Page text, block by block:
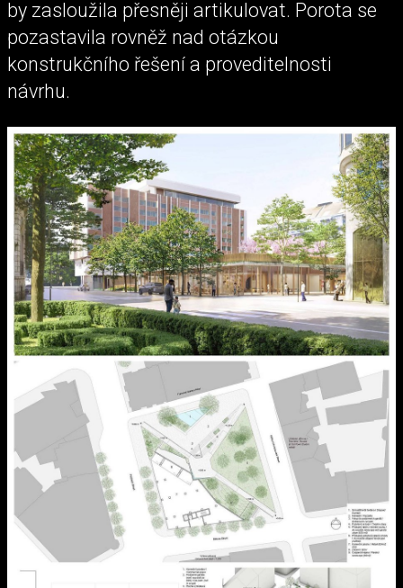
by zasloužila přesněji artikulovat. Porota se
pozastavila rovněž nad otázkou
konstrukčního řešení a proveditelnosti
návrhu.